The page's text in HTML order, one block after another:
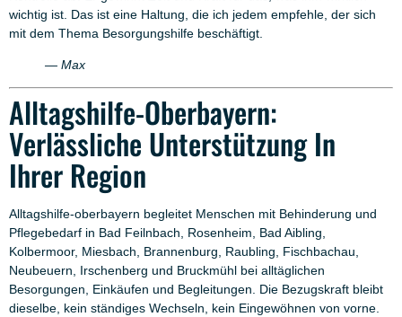
wichtig ist. Das ist eine Haltung, die ich jedem empfehle, der sich
mit dem Thema Besorgungshilfe beschäftigt.
— Max
Alltagshilfe-Oberbayern:
Verlässliche Unterstützung In
Ihrer Region
Alltagshilfe-oberbayern begleitet Menschen mit Behinderung und
Pflegebedarf in Bad Feilnbach, Rosenheim, Bad Aibling,
Kolbermoor, Miesbach, Brannenburg, Raubling, Fischbachau,
Neubeuern, Irschenberg und Bruckmühl bei alltäglichen
Besorgungen, Einkäufen und Begleitungen. Die Bezugskraft bleibt
dieselbe, kein ständiges Wechseln, kein Eingewöhnen von vorne.